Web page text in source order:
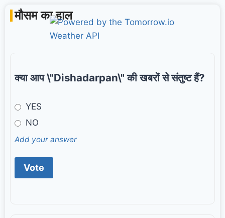
मौसम का हाल
क्या आप \"Dishadarpan\" की खबरों से संतुष्ट हैं?
YES
NO
Add your answer